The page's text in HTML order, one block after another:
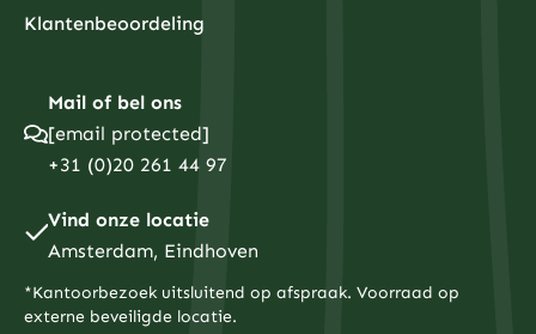
Klantenbeoordeling
Mail of bel ons
[email protected]
+31 (0)20 261 44 97
Vind onze locatie
Amsterdam, Eindhoven
*Kantoorbezoek uitsluitend op afspraak. Voorraad op
externe beveiligde locatie.